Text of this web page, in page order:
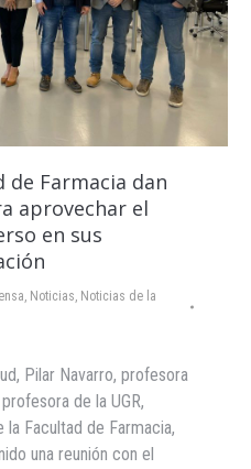
de Farmacia dan
aprovechar el
en sus
, Noticias, Noticias de la
Pilar Navarro, profesora
de la UGR,
Facultad de Farmacia,
una reunión con el